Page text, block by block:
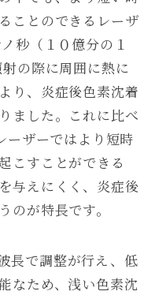
ことのできるレーザ
秒（１０億分の１
の際に周囲に熱に
り、炎症後色素沈着
ました。これに比べ
ーザーではより短時
こすことができる
与えにくく、炎症後
のが特長です。
長で調整が行え、低
なため、浅い色素沈